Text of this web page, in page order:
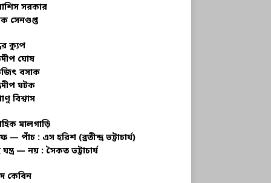
সরকার
সেনগুপ্ত
ক্যুপ
ঘোষ
বসাক
ঘটক
বিশ্বাস
মালগাড়ি
— পাঁচ : এস হরিশ (ব্রতীন্দ্র ভট্টাচার্য)
যন্ত্র — নয় : সৈকত ভট্টাচার্য
কেবিন